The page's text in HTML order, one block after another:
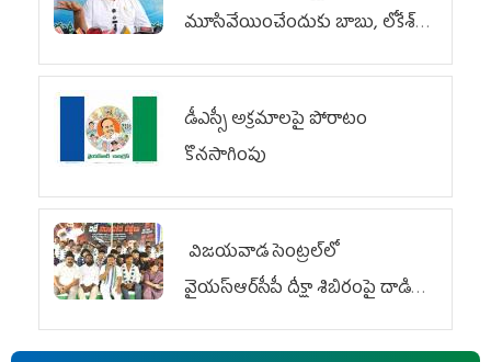
మూసివేయించేందుకు బాబు, లోకేశ్
కుట్ర
డీఎస్సీ అక్రమాలపై పోరాటం
కొనసాగింపు
విజయవాడ సెంట్రల్‌లో
వైయ‌స్ఆర్‌సీపీ దీక్షా శిబిరంపై దాడి
దుర్మార్గం